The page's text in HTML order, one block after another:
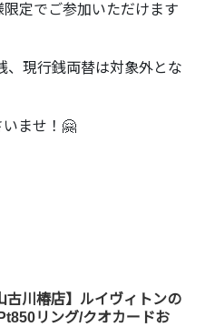
定でご参加いただけます
、現行銭両替は対象外とな
ませ！🤗
古川椿店】ルイヴィトンの
リング/クオカードお